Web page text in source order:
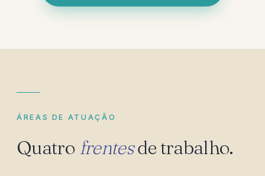
ÁREAS DE ATUAÇÃO
Quatro frentesde trabalho.